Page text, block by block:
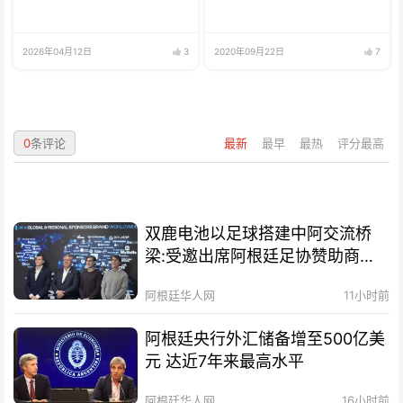
2026年04月12日 3 2020年09月22日 7
最新 最早 最热 评分最高
0条评论
双鹿电池以足球搭建中阿交流桥
梁:受邀出席阿根廷足协赞助商招
阿根廷华人网 11小时前
阿根廷央行外汇储备增至500亿美
元 达近7年来最高水平